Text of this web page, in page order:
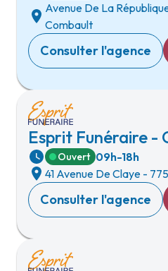
Avenue De La
Combault
Consulter l'agence
Esprit Funéraire -
Ouvert 09h-18h
41 Avenue De Claye -
Consulter l'agence